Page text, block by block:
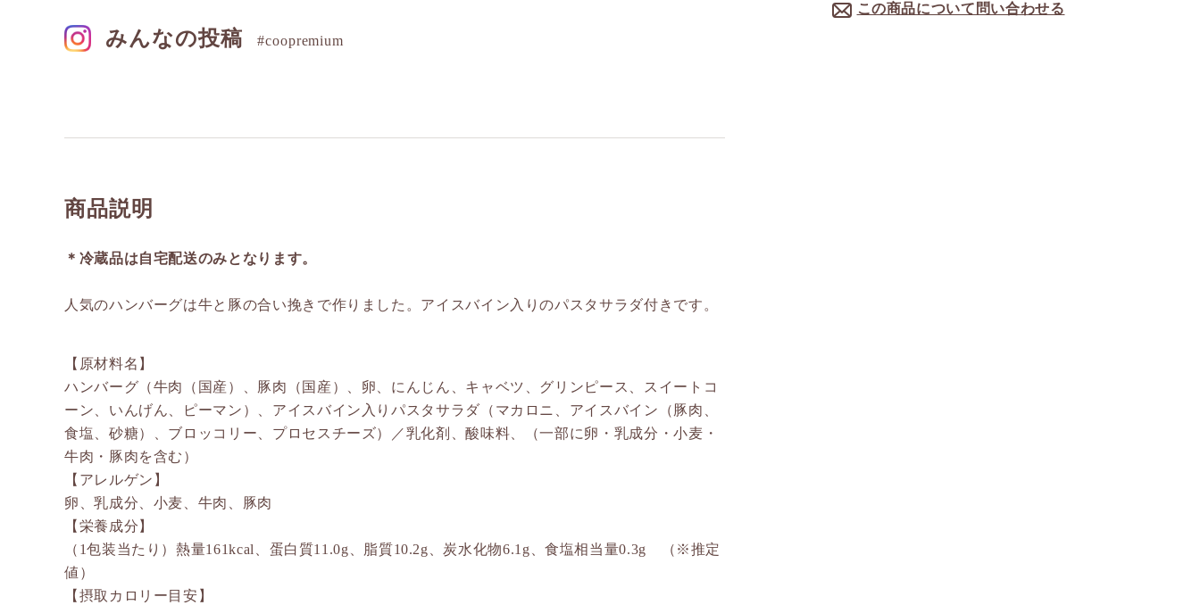
みんなの投稿 #coopremium
商品説明
＊冷蔵品は自宅配送のみとなります。
人気のハンバーグは牛と豚の合い挽きで作りました。アイスバイン入りのパスタサラダ付きです。
【原材料名】
ハンバーグ（牛肉（国産）、豚肉（国産）、卵、にんじん、キャベツ、グリンピース、スイートコ
ーン、いんげん、ピーマン）、アイスバイン入りパスタサラダ（マカロニ、アイスバイン（豚肉、
食塩、砂糖）、ブロッコリー、プロセスチーズ）／乳化剤、酸味料、（一部に卵・乳成分・小麦・
牛肉・豚肉を含む）
【アレルゲン】
卵、乳成分、小麦、牛肉、豚肉
【栄養成分】
（1包装当たり）熱量161kcal、蛋白質11.0g、脂質10.2g、炭水化物6.1g、食塩相当量0.3g （※推定
値）
【摂取カロリー目安】
この商品について問い合わせる